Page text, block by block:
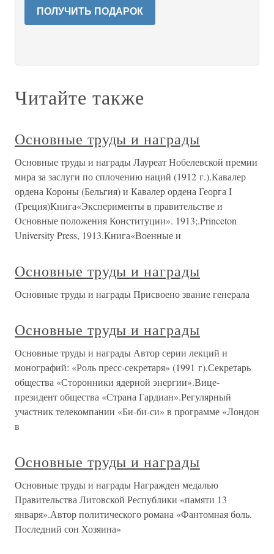
ПОЛУЧИТЬ ПОДАРОК
Читайте также
Основные труды и награды
Основные труды и награды Лауреат Нобелевской премии
мира за заслуги по сплочению наций (1912 г.).Кавалер
ордена Короны (Бельгия) и Кавалер ордена Георга I
(Греция)Книга«Эксперименты в правительстве и
Основные положения Конституции». 1913;.Princeton
University Press, 1913.Книга«Военные и
Основные труды и награды
Основные труды и награды Присвоено звание генерала
Основные труды и награды
Основные труды и награды Автор серии лекций и
монографий: «Роль пресс-секретаря» (1991 г).Секретарь
общества «Сторонники ядерной энергии».Вице-
президент общества «Страна Гардиан».Регулярный
участник телекомпании «Би-би-си» в программе «Лондон
в
Основные труды и награды
Основные труды и награды Награжден медалью
Правительства Литовской Республики «памяти 13
января».Автор политического романа «Фантомная боль.
Последний сон Хозяина»